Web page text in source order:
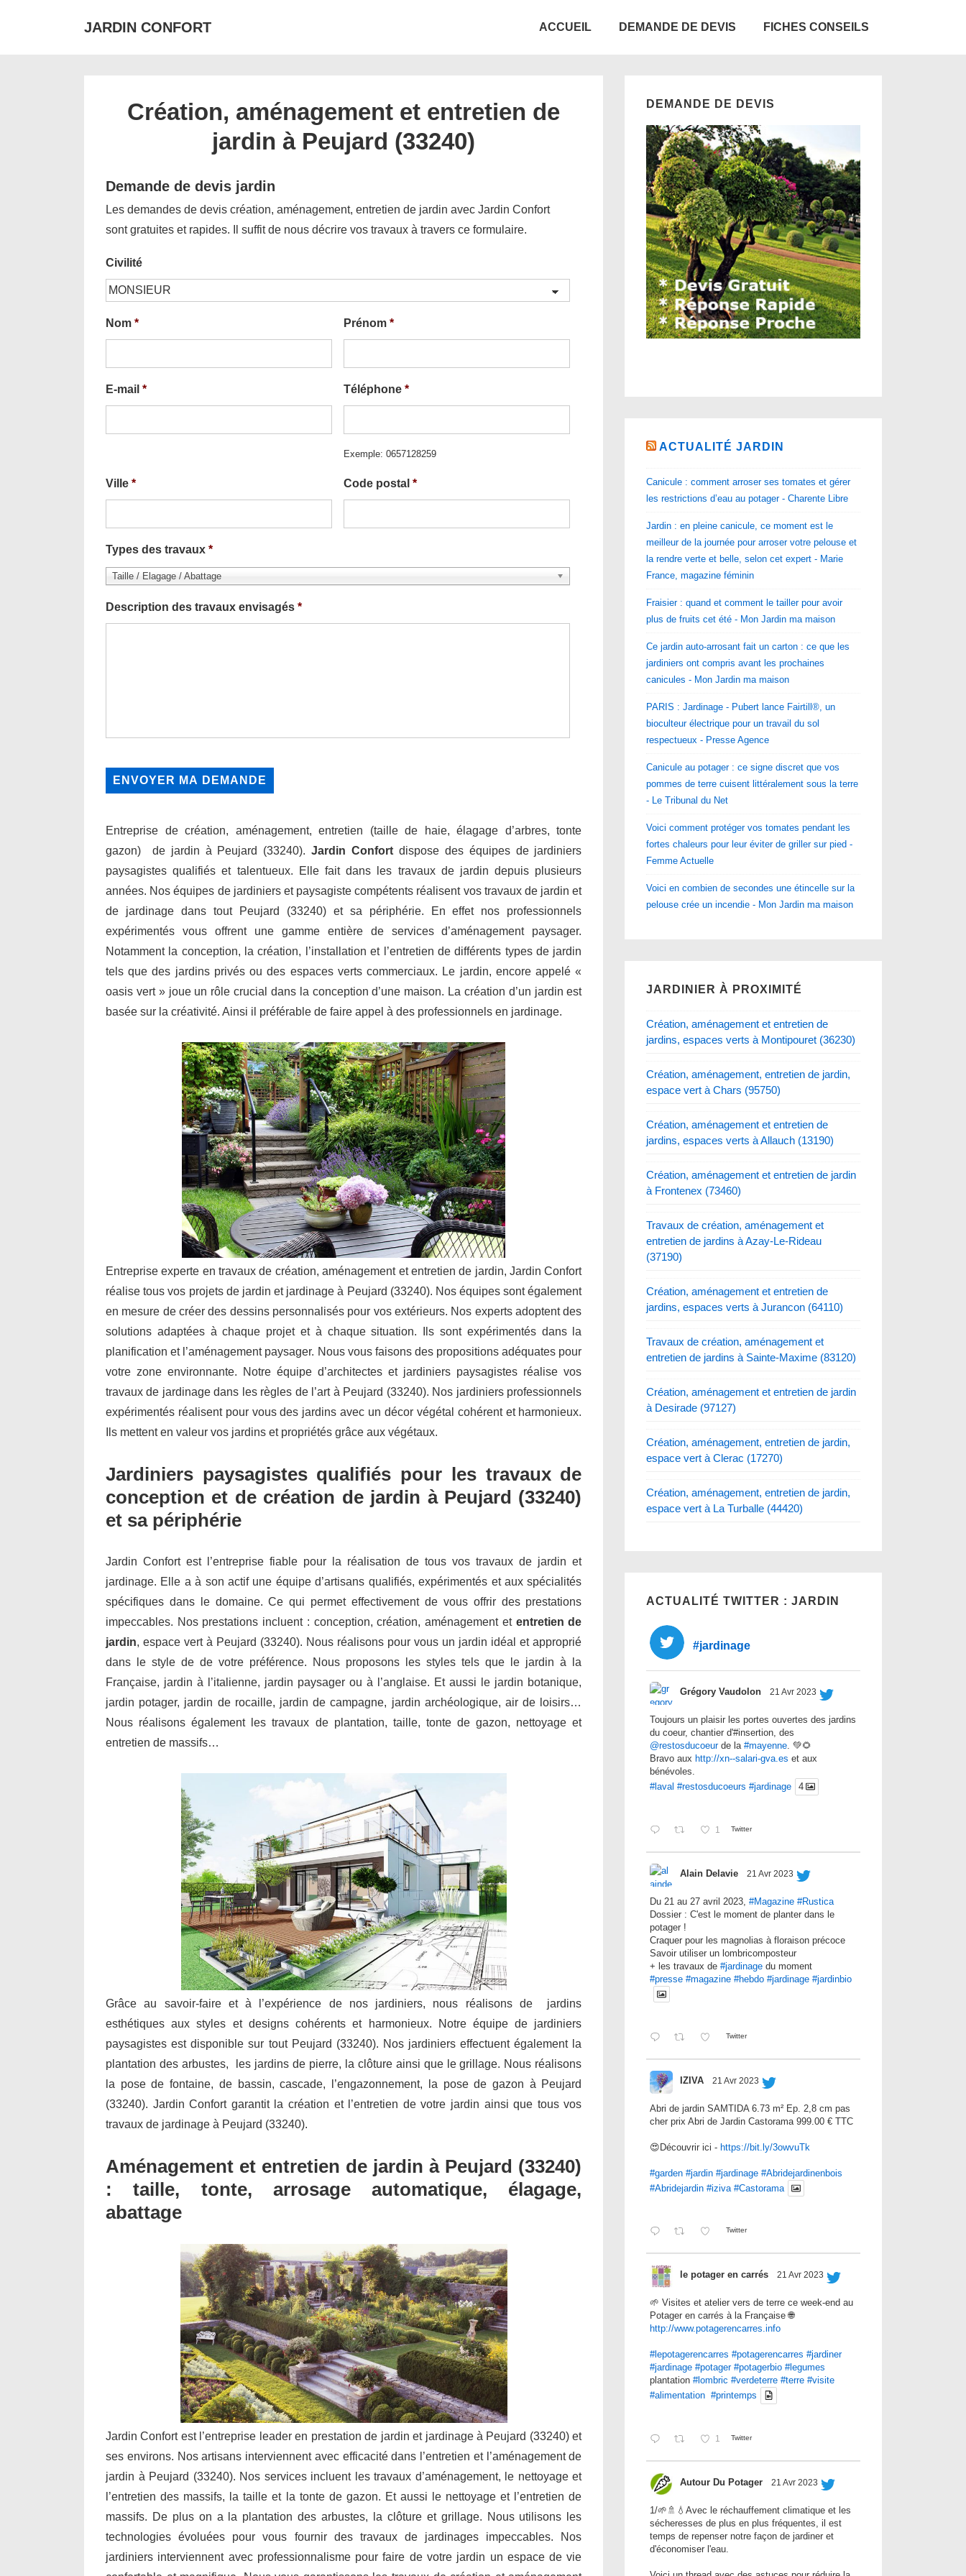
JARDIN CONFORT ACCUEIL DEMANDE DE DEVIS FICHES CONSEILS
Création, aménagement et entretien de
jardin à Peujard (33240)
Demande de devis jardin
Les demandes de devis création, aménagement, entretien de jardin avec Jardin Confort
sont gratuites et rapides. Il suffit de nous décrire vos travaux à travers ce formulaire.
Civilité
Nom * Prénom *
E-mail * Téléphone *
Exemple: 0657128259
Ville * Code postal *
Types des travaux *
Taille / Elagage / Abattage
Description des travaux envisagés *
Entreprise de création, aménagement, entretien (taille de haie, élagage d’arbres, tonte
gazon) de jardin à Peujard (33240).Jardin Confort dispose des équipes de jardiniers
paysagistes qualifiés et talentueux. Elle fait dans les travaux de jardin depuis plusieurs
années. Nos équipes de jardiniers et paysagiste compétents réalisent vos travaux de jardin et
de jardinage dans tout Peujard (33240) et sa périphérie. En effet nos professionnels
expérimentés vous offrent une gamme entière de services d’aménagement paysager.
Notamment la conception, la création, l’installation et l’entretien de différents types de jardin
tels que des jardins privés ou des espaces verts commerciaux. Le jardin, encore appelé «
oasis vert » joue un rôle crucial dans la conception d’une maison. La création d’un jardin est
basée sur la créativité. Ainsi il préférable de faire appel à des professionnels en jardinage.
Entreprise experte en travaux de création, aménagement et entretien de jardin, Jardin Confort
réalise tous vos projets de jardin et jardinage à Peujard (33240). Nos équipes sont également
en mesure de créer des dessins personnalisés pour vos extérieurs. Nos experts adoptent des
solutions adaptées à chaque projet et à chaque situation. Ils sont expérimentés dans la
planification et l’aménagement paysager. Nous vous faisons des propositions adéquates pour
votre zone environnante. Notre équipe d’architectes et jardiniers paysagistes réalise vos
travaux de jardinage dans les règles de l’art à Peujard (33240). Nos jardiniers professionnels
expérimentés réalisent pour vous des jardins avec un décor végétal cohérent et harmonieux.
Ils mettent en valeur vos jardins et propriétés grâce aux végétaux.
Jardiniers paysagistes qualifiés pour les travaux de
conception et de création de jardin à Peujard (33240)
et sa périphérie
Jardin Confort est l’entreprise fiable pour la réalisation de tous vos travaux de jardin et
jardinage. Elle a à son actif une équipe d’artisans qualifiés, expérimentés et aux spécialités
spécifiques dans le domaine. Ce qui permet effectivement de vous offrir des prestations
impeccables. Nos prestations incluent : conception, création, aménagement et entretien de
jardin, espace vert à Peujard (33240). Nous réalisons pour vous un jardin idéal et approprié
dans le style de de votre préférence. Nous proposons les styles tels que le jardin à la
Française, jardin à l’italienne, jardin paysager ou à l’anglaise. Et aussi le jardin botanique,
jardin potager, jardin de rocaille, jardin de campagne, jardin archéologique, air de loisirs…
Nous réalisons également les travaux de plantation, taille, tonte de gazon, nettoyage et
entretien de massifs…
Grâce au savoir-faire et à l’expérience de nos jardiniers, nous réalisons de jardins
esthétiques aux styles et designs cohérents et harmonieux. Notre équipe de jardiniers
paysagistes est disponible sur tout Peujard (33240). Nos jardiniers effectuent également la
plantation des arbustes, les jardins de pierre, la clôture ainsi que le grillage. Nous réalisons
la pose de fontaine, de bassin, cascade, l’engazonnement, la pose de gazon à Peujard
(33240). Jardin Confort garantit la création et l’entretien de votre jardin ainsi que tous vos
travaux de jardinage à Peujard (33240).
Aménagement et entretien de jardin à Peujard (33240)
: taille, tonte, arrosage automatique, élagage,
abattage
Jardin Confort est l’entreprise leader en prestation de jardin et jardinage à Peujard (33240) et
ses environs. Nos artisans interviennent avec efficacité dans l’entretien et l’aménagement de
jardin à Peujard (33240). Nos services incluent les travaux d’aménagement, le nettoyage et
l’entretien des massifs, la taille et la tonte de gazon. Et aussi le nettoyage et l’entretien de
massifs. De plus on a la plantation des arbustes, la clôture et grillage. Nous utilisons les
technologies évoluées pour vous fournir des travaux de jardinages impeccables. Nos
jardiniers interviennent avec professionnalisme pour faire de votre jardin un espace de vie
DEMANDE DE DEVIS
ACTUALITÉ JARDIN
Canicule : comment arroser ses tomates et gérer
les restrictions d’eau au potager - Charente Libre
Jardin : en pleine canicule, ce moment est le
meilleur de la journée pour arroser votre pelouse et
la rendre verte et belle, selon cet expert - Marie
France, magazine féminin
Fraisier : quand et comment le tailler pour avoir
plus de fruits cet été - Mon Jardin ma maison
Ce jardin auto-arrosant fait un carton : ce que les
jardiniers ont compris avant les prochaines
canicules - Mon Jardin ma maison
PARIS : Jardinage - Pubert lance Fairtill®, un
bioculteur électrique pour un travail du sol
respectueux - Presse Agence
Canicule au potager : ce signe discret que vos
pommes de terre cuisent littéralement sous la terre
- Le Tribunal du Net
Voici comment protéger vos tomates pendant les
fortes chaleurs pour leur éviter de griller sur pied -
Femme Actuelle
Voici en combien de secondes une étincelle sur la
pelouse crée un incendie - Mon Jardin ma maison
JARDINIER À PROXIMITÉ
Création, aménagement et entretien de
jardins, espaces verts à Montipouret (36230)
Création, aménagement, entretien de jardin,
espace vert à Chars (95750)
Création, aménagement et entretien de
jardins, espaces verts à Allauch (13190)
Création, aménagement et entretien de jardin
à Frontenex (73460)
Travaux de création, aménagement et
entretien de jardins à Azay-Le-Rideau
(37190)
Création, aménagement et entretien de
jardins, espaces verts à Jurancon (64110)
Travaux de création, aménagement et
entretien de jardins à Sainte-Maxime (83120)
Création, aménagement et entretien de jardin
à Desirade (97127)
Création, aménagement, entretien de jardin,
espace vert à Clerac (17270)
Création, aménagement, entretien de jardin,
espace vert à La Turballe (44420)
ACTUALITÉ TWITTER : JARDIN
#jardinage
Grégory Vaudolon 21 Avr 2023
Toujours un plaisir les portes ouvertes des jardins
du coeur, chantier d'#insertion, des
@restosducoeurde la#mayenne. 💚🌻
Bravo aux http://xn--salari-gva.es et aux
bénévoles.
#laval #restosducoeurs #jardinage 4
1 Twitter
Alain Delavie 21 Avr 2023
Du 21 au 27 avril 2023,#Magazine #Rustica
Dossier : C'est le moment de planter dans le
potager !
Craquer pour les magnolias à floraison précoce
Savoir utiliser un lombricomposteur
+ les travaux de#jardinage du moment
#presse #magazine #hebdo #jardinage #jardinbio
Twitter
IZIVA 21 Avr 2023
Abri de jardin SAMTIDA 6.73 m² Ep. 2,8 cm pas
cher prix Abri de Jardin Castorama 999.00 € TTC
😍Découvrir ici - https://bit.ly/3owvuTk
#garden #jardin #jardinage #Abridejardinenbois
#Abridejardin #iziva #Castorama
Twitter
le potager en carrés 21 Avr 2023
🌱 Visites et atelier vers de terre ce week-end au
Potager en carrés à la Française 🌐
http://www.potagerencarres.info
#lepotagerencarres #potagerencarres #jardiner
#jardinage #potager #potagerbio #legumes
plantation#lombric #verdeterre #terre #visite
#alimentation #printemps
1 Twitter
Autour Du Potager 21 Avr 2023
1/🌱🚿💧Avec le réchauffement climatique et les
sécheresses de plus en plus fréquentes, il est
temps de repenser notre façon de jardiner et
d'économiser l'eau.